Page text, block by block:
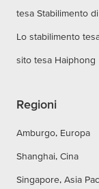
tesa Stabilimento
Lo stabilimento
sito tesa Haiphong
Regioni
Amburgo, Europa
Shanghai, Cina
Singapore, Asia